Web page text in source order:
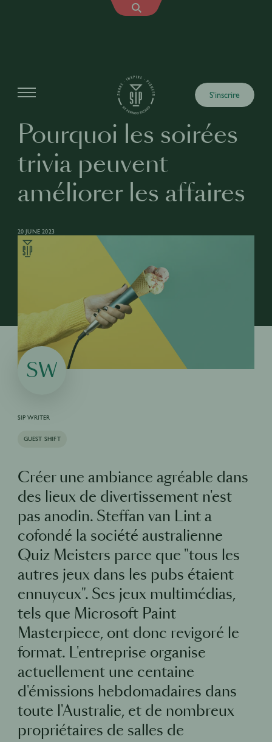
S'inscrire
Pourquoi les soirées
trivia peuvent
améliorer les affaires
20 JUNE 2023
SW
SIP WRITER
GUEST SHIFT
Créer une ambiance agréable dans
des lieux de divertissement n'est
pas anodin. Steffan van Lint a
cofondé la société australienne
Quiz Meisters parce que "tous les
autres jeux dans les pubs étaient
ennuyeux". Ses jeux multimédias,
tels que Microsoft Paint
Masterpiece, ont donc revigoré le
format. L'entreprise organise
actuellement une centaine
d'émissions hebdomadaires dans
toute l'Australie, et de nombreux
propriétaires de salles de